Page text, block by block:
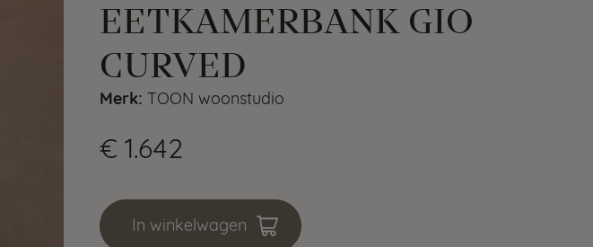
EETKAMERBANK GIO
CURVED
Merk: TOON woonstudio
€ 1.642
In winkelwagen